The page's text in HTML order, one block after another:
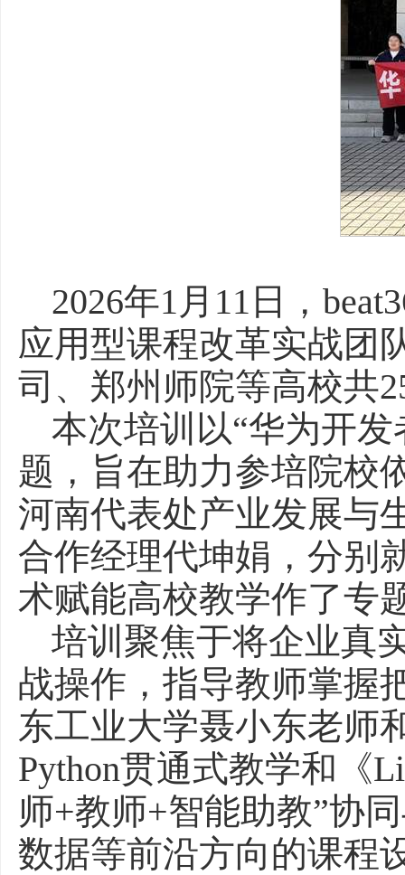
2026年1月11日，
应用型课程改革实战团
司、郑州师院等高校共
本次培训以“华为开
题，旨在助力参培院校
河南代表处产业发展与
合作经理代坤娟，分别
术赋能高校教学作了专
培训聚焦于将企业真
战操作，指导教师掌握
东工业大学聂小东老师
Python贯通式教学和《
师+教师+智能助教”协
数据等前沿方向的课程